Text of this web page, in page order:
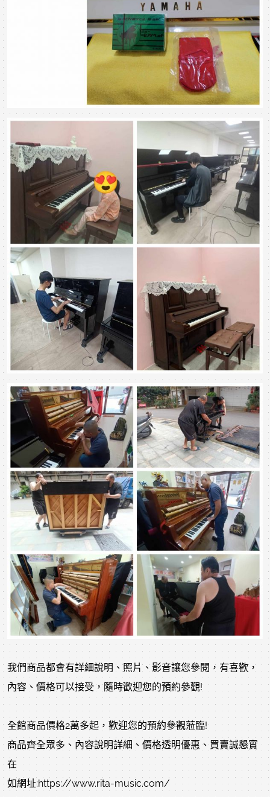
我們商品都會有詳細說明、照片、影音讓您參閱，有喜歡，
內容、價格可以接受，隨時歡迎您的預約參觀!
全館商品價格2萬多起，歡迎您的預約參觀蒞臨!
商品齊全眾多、內容說明詳細、價格透明優惠、買賣誠懇實
在
如網址:https://www.rita-music.com/